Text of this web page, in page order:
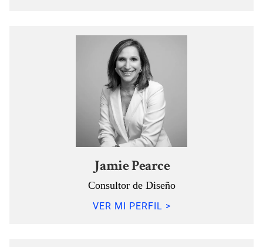
Jamie Pearce
Consultor de Diseño
VER MI PERFIL >